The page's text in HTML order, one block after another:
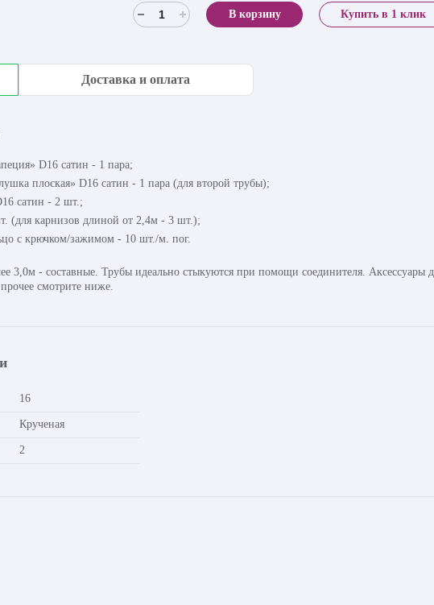
В корзину Купить в 1 клик
Доставка и оплата
D16 сатин - 1 пара;
плоская» D16 сатин - 1 пара (для второй трубы);
сатин - 2 шт.;
(для карнизов длиной от 2,4м - 3 шт.);
с крючком/зажимом - 10 шт./м. пог.
3,0м - составные. Трубы идеально стыкуются при помощи соединителя. Аксессуары
смотрите ниже.
16
Крученая
2